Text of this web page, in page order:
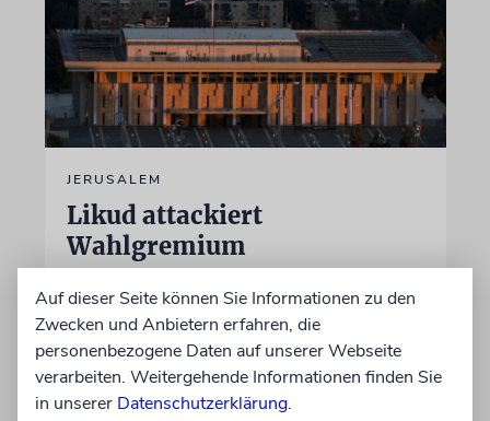
JERUSALEM
Likud attackiert
Wahlgremium
im unabhängigen Wahlgremium. Experten
sehen darin einen möglichen Auftakt dazu, die
Wahlergebnisse im Oktober nicht
anzuerkennen
Auf dieser Seite können Sie Informationen zu den
Zwecken und Anbietern erfahren, die
personenbezogene Daten auf unserer Webseite
verarbeiten. Weitergehende Informationen finden Sie
in unserer Datenschutzerklärung.